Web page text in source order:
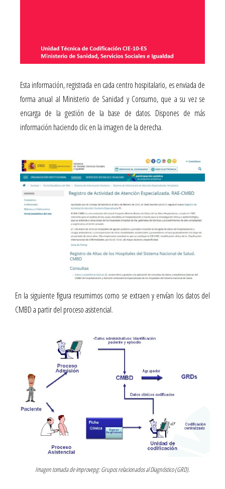
Esta información, registrada en cada centro hospitalario, es enviada de
forma anual al Ministerio de Sanidad y Consumo, que a su vez se
encarga de la gestión de la base de datos. Dispones de más
información haciendo clic en la imagen de la derecha.
En la siguiente figura resumimos como se extraen y envían los datos del
CMBD a partir del proceso asistencial.
Imagen tomada de improvepg: Grupos relacionados al Diagnóstico (GRD).